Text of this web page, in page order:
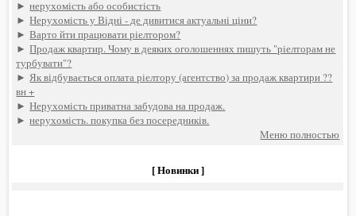
►нерухомість або особистість
►Нерухомість у Відні - де дивитися актуальні ціни?
►Варто йти працювати ріелтором?
►Продаж квартир. Чому в деяких оголошеннях пишуть "ріелторам не
турбувати"?
►Як відбувається оплата ріелтору (агентство) за продаж квартири ??
вн +
►Нерухомість приватна забудова на продаж.
►нерухомість. покупка без посередників.
Меню полностью
[ Новинки ]